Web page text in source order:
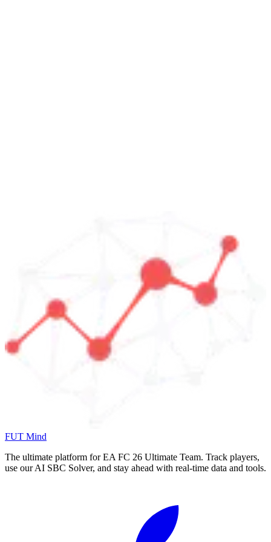
FUT Mind
The ultimate platform for EA FC 26 Ultimate Team. Track players,
use our AI SBC Solver, and stay ahead with real-time data and tools.